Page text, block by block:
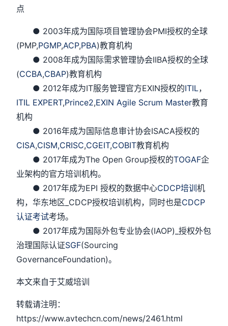
点
● 2003年成为国际项目管理协会PMI授权的全球
(PMP,PGMP,ACP,PBA)教育机构
● 2008年成为国际需求管理协会IIBA授权的全球
(CCBA,CBAP)教育机构
● 2012年成为IT服务管理官方EXIN授权的ITIL，
ITIL EXPERT,Prince2,EXIN Agile Scrum Master教育
机构
● 2016年成为国际信息审计协会ISACA授权的
CISA,CISM,CRISC,CGEIT,COBIT教育机构
● 2017年成为The Open Group授权的TOGAF企
业架构的官方培训机构。
● 2017年成为EPI 授权的数据中心CDCP培训机
构，华东地区_CDCP授权培训机构，同时也是CDCP
认证考试考场。
● 2017年成为国际外包专业协会(IAOP)_授权外包
治理国际认证SGF(Sourcing
GovernanceFoundation)。
本文来自于艾威培训
转载请注明：
https://www.avtechcn.com/news/2461.html